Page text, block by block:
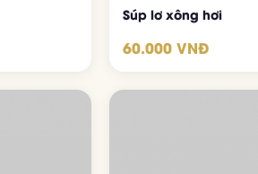
Súp lơ xông hơi
60.000 VNĐ